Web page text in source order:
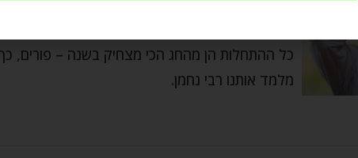
כל ההתחלות הן מהחג הכי מצחיק בשנה – פורים, כך
מלמד אותנו רבי נחמן.